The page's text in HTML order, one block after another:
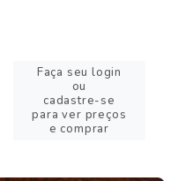
Faça seu login
ou
cadastre-se
para ver preços
e comprar